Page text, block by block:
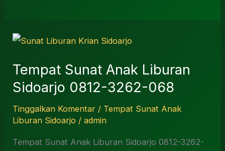
Tempat Sunat Anak Liburan
Sidoarjo 0812-3262-068
Tinggalkan Komentar / Tempat Sunat Anak
Liburan Sidoarjo /admin
Tempat Sunat Anak Liburan Sidoarjo 0812-3262-
Tempat
Anak
Liburan
0812-
068